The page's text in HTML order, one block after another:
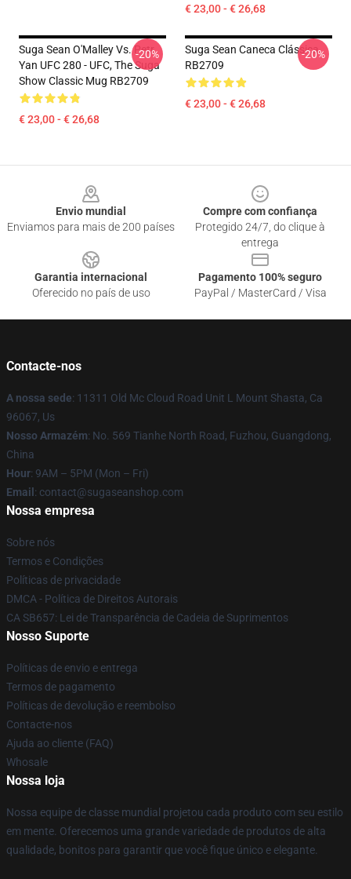
€ 23,00 - € 26,68
Suga Sean O'Malley Vs. Petr
Yan UFC 280 - UFC, The Suga
Show Classic Mug RB2709
€ 23,00 - € 26,68
-20%
Suga Sean Caneca Clássica
RB2709
€ 23,00 - € 26,68
-20%
Envio mundial
Enviamos para mais de 200 países
Compre com confiança
Protegido 24/7, do clique à
entrega
Garantia internacional
Oferecido no país de uso
Pagamento 100% seguro
PayPal / MasterCard / Visa
Contacte-nos
A nossa sede: 11311 Old Mc Cloud Road Unit L Mount Shasta, Ca
96067, Us
Nosso Armazém: No. 569 Tianhe North Road, Fuzhou, Guangdong,
China
Hour: 9AM – 5PM (Mon – Fri)
Email : contact@sugaseanshop.com
Nossa empresa
Sobre nós
Termos e Condições
Políticas de privacidade
DMCA - Política de Direitos Autorais
CA SB657: Lei de Transparência de Cadeia de Suprimentos
Nosso Suporte
Políticas de envio e entrega
Termos de pagamento
Políticas de devolução e reembolso
Contacte-nos
Ajuda ao cliente (FAQ)
Whosale
Nossa loja
Nossa equipe de classe mundial projetou cada produto com seu estilo
em mente. Oferecemos uma grande variedade de produtos de alta
qualidade, bonitos para garantir que você fique único e elegante.